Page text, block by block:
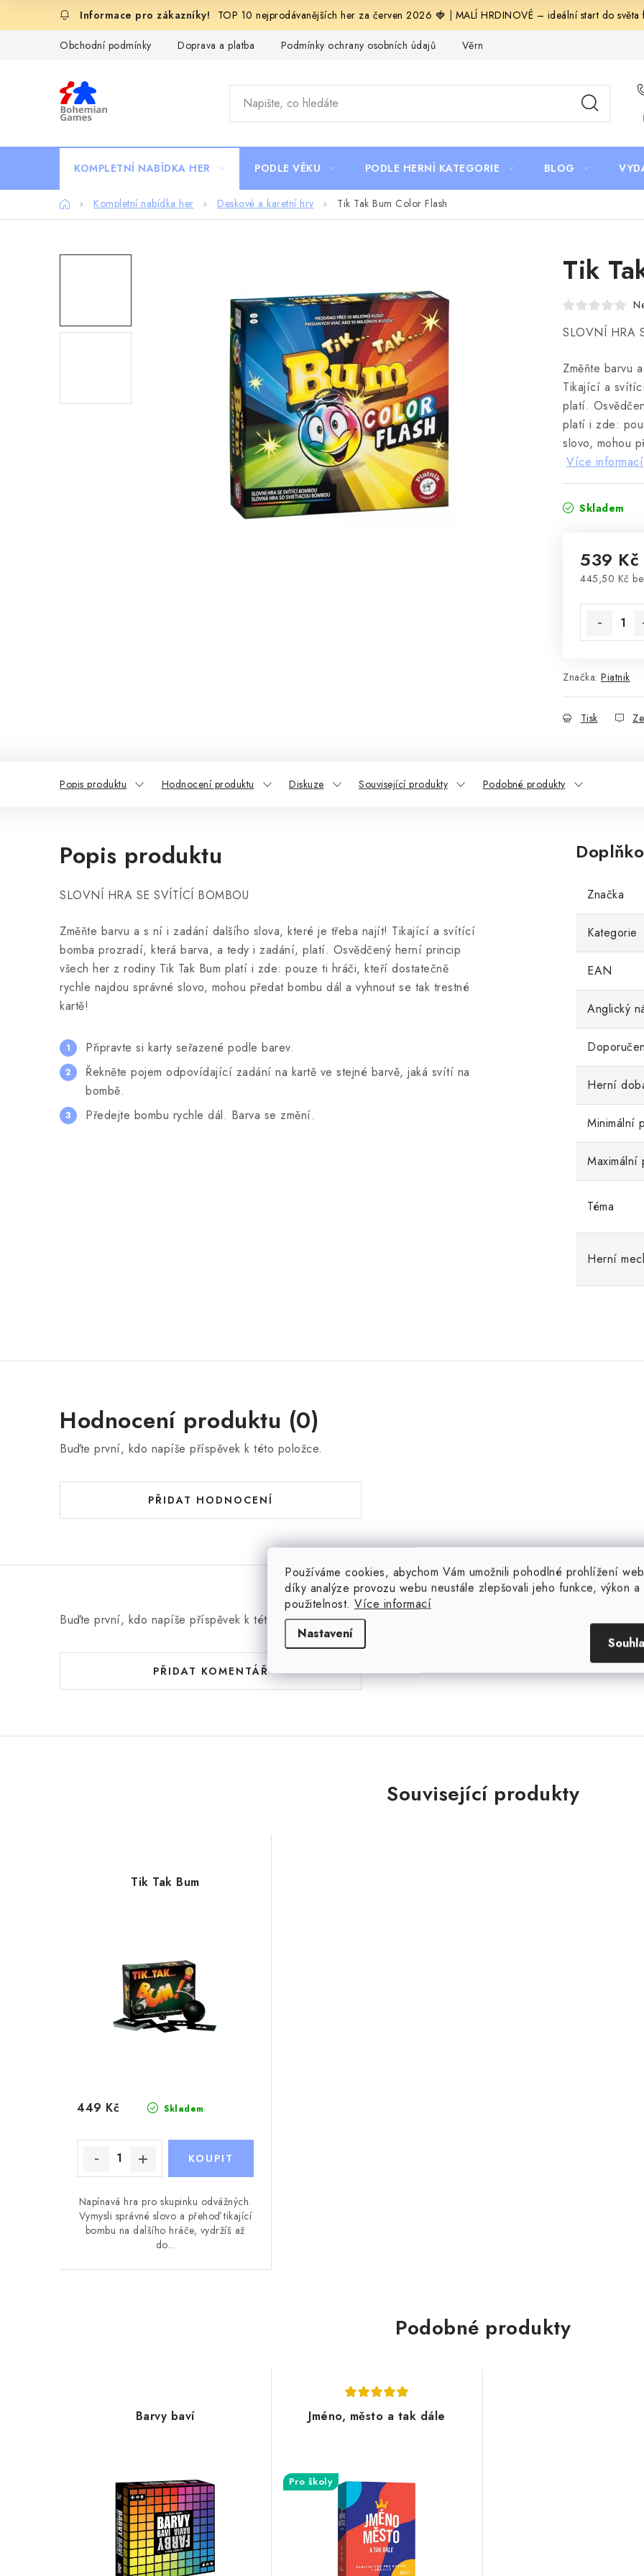
Používáme cookies, abychom Vám umožnili pohodlné prohlížení
díky analýze provozu webu neustále zlepšovali jeho funkce, výkon a
použitelnost. Více informací
Nastavení
TOP 10 nejprodávanějších her za červen 2026 🍓 MALÍ HRDINOVÉ – ideální start do
Obchodní podmínky Doprava a platba Podmínky ochrany osobních údajů Věrnostní program Staň se bohémem!
KOMPLETNÍ NABÍDKA HER PODLE VĚKU PODLE HERNÍ KATEGORIE BLOG
DomůKompletní nabídka her Deskové a karetní hry Tik Tak Bum Color Flash
Tik
SLOVNÍ HRA
Změňte barvu
Tikající a
platí.
platí i zde:
slovo, mohou
Více informací
Skladem
539 Kč
445,50 Kč
Značka: Piatnik
Tisk
Popis produktu Hodnocení produktu Diskuze Související produkty Podobné produkty
Popis produktu
SLOVNÍ HRA SE SVÍTÍCÍ BOMBOU
Změňte barvu a s ní i zadání dalšího slova, které je třeba najít! Tikající a svítící
bomba prozradí, která barva, a tedy i zadání, platí. Osvědčený herní princip
všech her z rodiny Tik Tak Bum platí i zde: pouze ti hráči, kteří dostatečně
rychle najdou správné slovo, mohou předat bombu dál a vyhnout se tak trestné
kartě!
Připravte si karty seřazené podle barev.
Řekněte pojem odpovídající zadání na kartě ve stejné barvě, jaká svítí na
bombě.
Předejte bombu rychle dál. Barva se změní.
Značka
Kategorie
EAN
Anglický
Herní
Minimální
Maximální
Téma
Herní
Hodnocení produktu (0)
Buďte první, kdo napíše příspěvek k této položce.
PŘIDAT HODNOCENÍ
Buďte první, kdo napíše příspěvek k této položce.
PŘIDAT KOMENTÁŘ
Související produkty
Tik Tak Bum
Skladem
449 Kč
Napínavá hra pro skupinku odvážných.
Vymysli správné slovo a přehoď tikající
bombu na dalšího hráče, vydržíš až
do...
Podobné produkty
Barvy baví Jméno, město a tak dále
Pro školy